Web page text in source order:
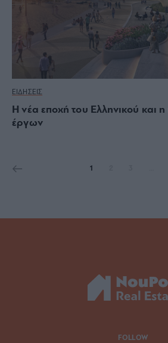
ΕΙΔΗΣΕΙΣ
Η νέα εποχή του Ελληνικού και
έργων
1
FOLLOW